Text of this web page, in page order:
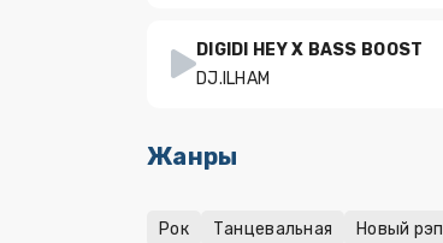
DIGIDI HEY X BASS BOOST
DJ.ILHAM
Жанры
Рок Танцевальная
Новый рэп